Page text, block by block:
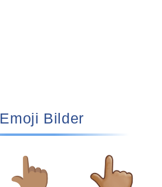
👆🏽 Emoji Bilder